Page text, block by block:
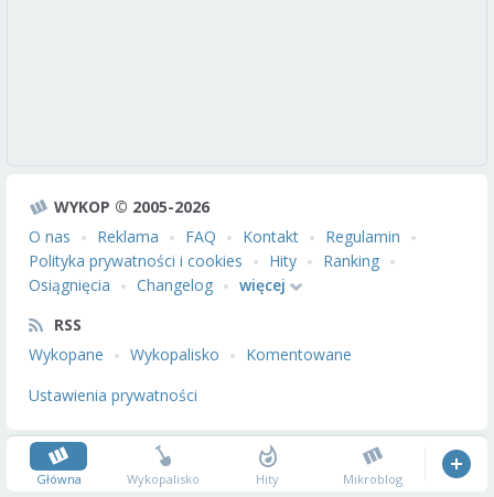
WYKOP © 2005-2026
O nas
Reklama FAQ Kontakt
Regulamin
Polityka prywatności i cookies
Hity
Ranking
Osiągnięcia
Changelog
więcej
RSS
Wykopane
Wykopalisko
Komentowane
Ustawienia prywatności
Główna Wykopalisko Hity Mikroblog